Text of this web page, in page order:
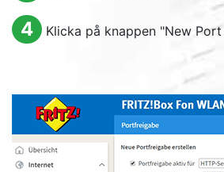
4 Klicka på knappen "New